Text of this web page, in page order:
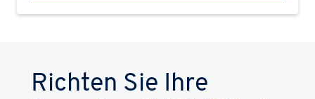
Richten Sie Ihre